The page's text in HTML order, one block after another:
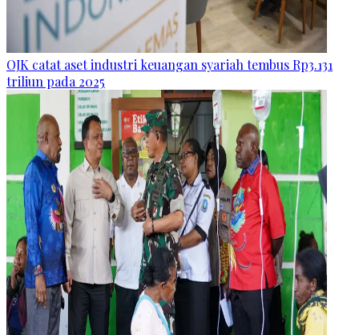
OJK catat aset industri keuangan syariah tembus Rp3.131
triliun pada 2025